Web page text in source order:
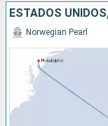
ESTADOS
Norwegian Pearl